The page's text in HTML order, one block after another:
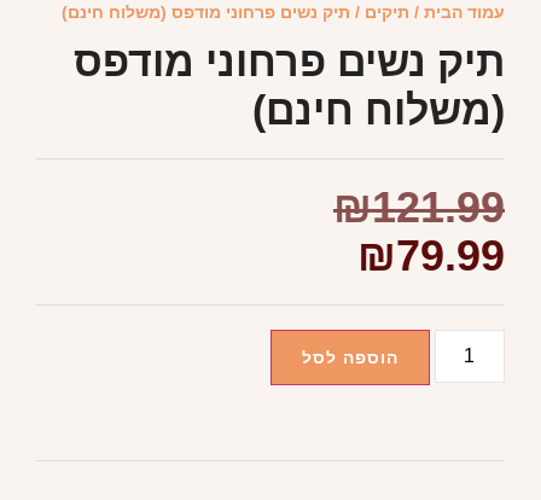
עמוד הבית / תיקים / תיק נשים פרחוני מודפס (משלוח חינם)
תיק נשים פרחוני מודפס
(משלוח חינם)
₪121.99
₪79.99
הוספה לסל